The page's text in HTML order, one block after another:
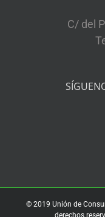
C/ del
© 2019 Unión de
derechos